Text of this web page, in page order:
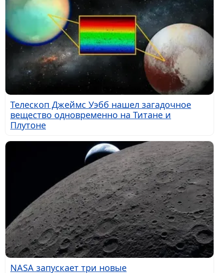
Телескоп Джеймс Уэбб нашел загадочное
вещество одновременно на Титане и
Плутоне
NASA запускает три новые